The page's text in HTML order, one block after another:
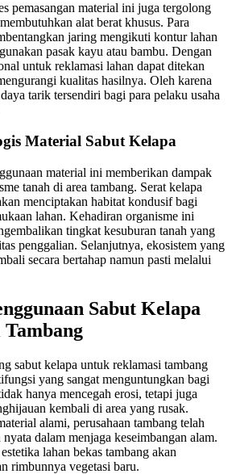
pemasangan material ini juga tergolong
alat berat khusus. Para
jaring mengikuti kontur lahan
pasak kayu atau bambu. Dengan
untuk reklamasi lahan dapat ditekan
kualitas hasilnya. Oleh karena
tarik tersendiri bagi para pelaku usaha
Material Sabut Kelapa
material ini memberikan dampak
tanah di area tambang. Serat kelapa
menciptakan habitat kondusif bagi
lahan. Kehadiran organisme ini
tingkat kesuburan tanah yang
penggalian. Selanjutnya, ekosistem yang
secara bertahap namun pasti melalui
Sabut Kelapa
sabut kelapa untuk reklamasi tambang
yang sangat menguntungkan bagi
hanya mencegah erosi, tetapi juga
kembali di area yang rusak.
alami, perusahaan tambang telah
dalam menjaga keseimbangan alam.
lahan bekas tambang akan
rimbunnya vegetasi baru.